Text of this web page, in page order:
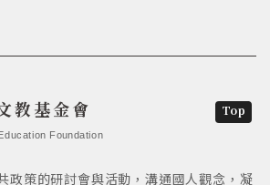
教基金會
Foundation
政策的研討會與活動，溝通國人觀念，凝
Top